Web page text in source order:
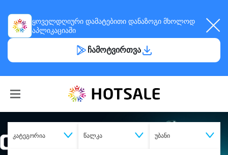
ყოველდღიური დამატებითი დანაზოგი მხოლოდ
აპლიკაციაში
ჩამოტვირთვა
კატეგორია წალკა უბანი